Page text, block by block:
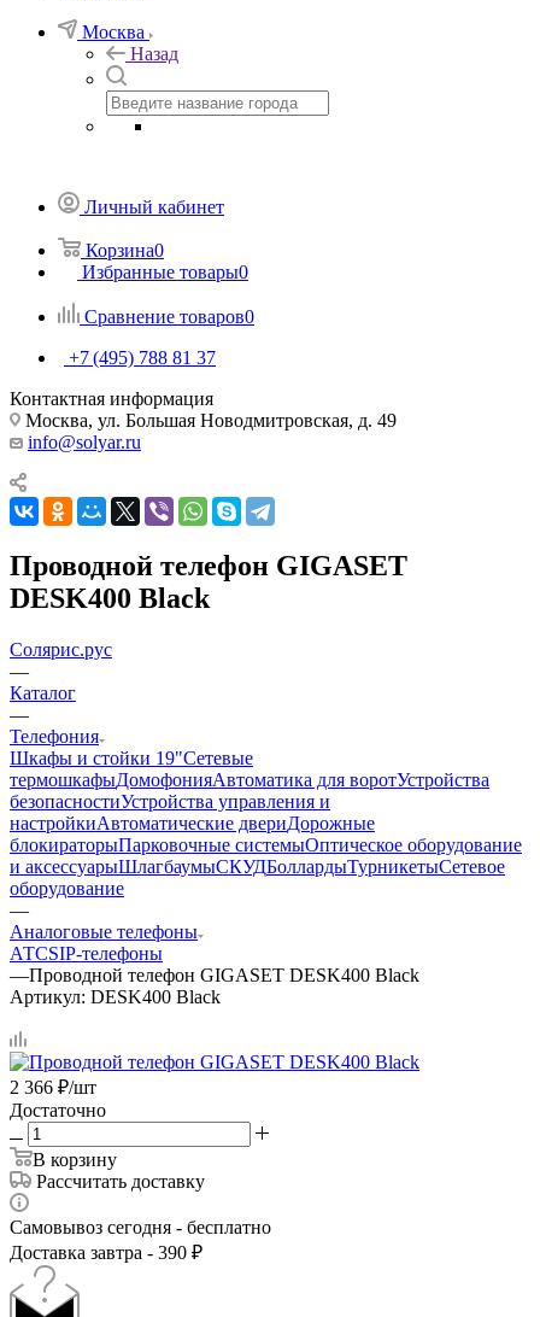
Москва
Назад
Личный кабинет
Корзина0
Избранные товары0
Сравнение товаров0
+7 (495) 788 81 37
Контактная информация
Москва, ул. Большая Новодмитровская, д. 49
info@solyar.ru
Проводной телефон GIGASET
DESK400 Black
Солярис.рус
—
Каталог
—
Телефония
Шкафы и стойки 19"Сетевые
термошкафыДомофонияАвтоматика для воротУстройства
безопасностиУстройства управления и
настройкиАвтоматические двериДорожные
блокираторыПарковочные системыОптическое оборудование
и аксессуарыШлагбаумыСКУДБоллардыТурникетыСетевое
оборудование
—
Аналоговые телефоны
АТСSIP-телефоны
—Проводной телефон GIGASET DESK400 Black
Артикул: DESK400 Black
2 366 ₽/шт
Достаточно
В корзину
Рассчитать доставку
Самовывоз сегодня - бесплатно
Доставка завтра - 390 ₽